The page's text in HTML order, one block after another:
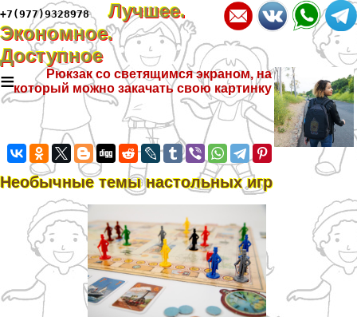
+7(977)9328978
Лучшее.
Экономное.
Доступное
≡
Рюкзак со светящимся экраном, на
который можно закачать свою картинку
Необычные темы настольных игр